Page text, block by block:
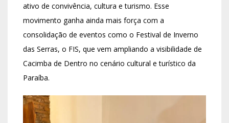
ativo de convivência, cultura e turismo. Esse
movimento ganha ainda mais força com a
consolidação de eventos como o Festival de Inverno
das Serras, o FIS, que vem ampliando a visibilidade de
Cacimba de Dentro no cenário cultural e turístico da
Paraíba.